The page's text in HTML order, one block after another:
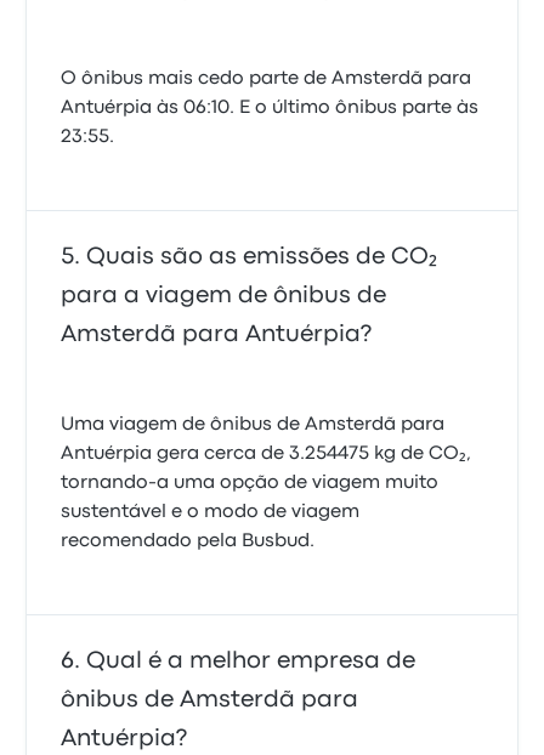
O ônibus mais cedo parte de Amsterdã para
Antuérpia às 06:10. E o último ônibus parte às
23:55.
Quais são as emissões de CO₂
para a viagem de ônibus de
Amsterdã para Antuérpia?
Uma viagem de ônibus de Amsterdã para
Antuérpia gera cerca de 3.254475 kg de CO₂,
tornando-a uma opção de viagem muito
sustentável e o modo de viagem
recomendado pela Busbud.
Qual é a melhor empresa de
ônibus de Amsterdã para
Antuérpia?